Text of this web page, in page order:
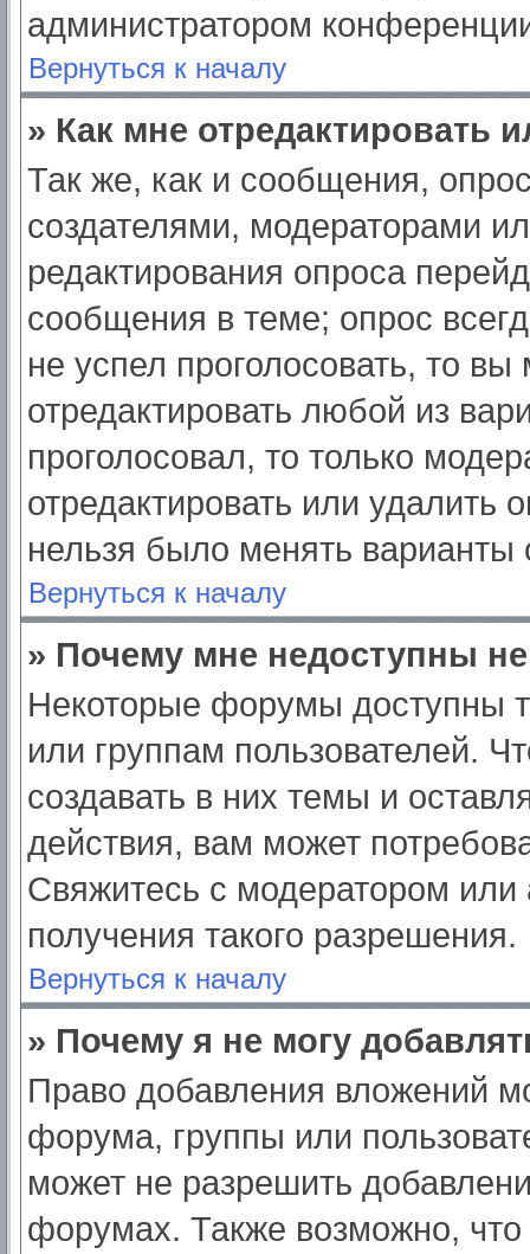
администратором
Вернуться к началу
» Как мне отредактировать
Так же, как и сообщения,
создателями, модераторами
редактирования опроса
сообщения в теме; опрос
не успел проголосовать, то
отредактировать любой из
проголосовал, то только
отредактировать или удалить
нельзя было менять варианты
Вернуться к началу
» Почему мне недоступны
Некоторые форумы доступны
или группам пользователей.
создавать в них темы и
действия, вам может
Свяжитесь с модератором
получения такого разрешения.
Вернуться к началу
» Почему я не могу
Право добавления вложений
форума, группы или
может не разрешить
форумах. Также возможно,